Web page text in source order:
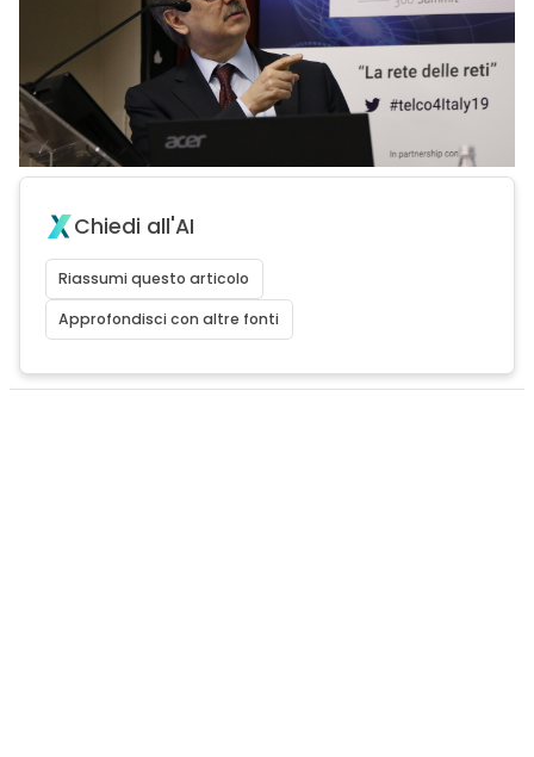
Chiedi all'AI
Riassumi questo articolo
Approfondisci con altre fonti